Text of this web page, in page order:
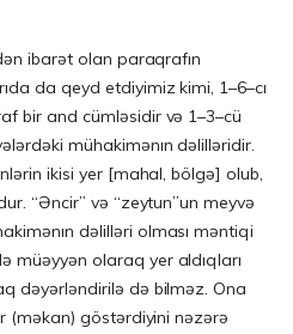
ibarət olan paraqrafın
da qeyd etdiyimiz kimi, 1–6–cı
bir and cümləsidir və 1–3–cü
mühakimənın dəlilləridir.
ikisi yer [mahal, bölgə] olub,
“Əncir” və “zeytun”un meyvə
dəlilləri olması məntiqi
müəyyən olaraq yer aldıqları
dəyərləndirilə də bilməz. Ona
(məkan) göstərdiyini nəzərə